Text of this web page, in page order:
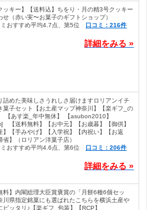
ッキー】【送料込】ちをり・月の精3号クッキー
せ（赤い実〜お菓子のギフトショップ）
口コミ：216件
詳細をみる »
詰めた美味しさうれしさ届けますロリアンイチ
菓子セット【お土産マップ神奈川】【楽ギフ_の
【あす楽_年中無休】 【asubon2010】
【送料無料】【お中元】【お歳暮】【御供】
】【手みやげ】【入学祝】【内祝い】【お返
省】（ロリアン洋菓子店）
口コミ：206件
詳細をみる »
料】内閣総理大臣賞褒賞の「月餅6種6個セッ
川県指定銘菓にも選ばれたこちらを横浜土産や
ピッタリ♪【楽ギフ_包装】【RCP】